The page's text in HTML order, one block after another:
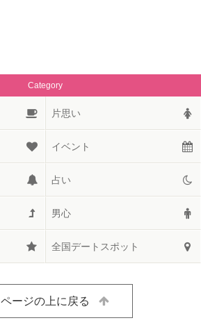
Category
片思い
イベント
占い
男心
全国デートスポット
ページの上に戻る